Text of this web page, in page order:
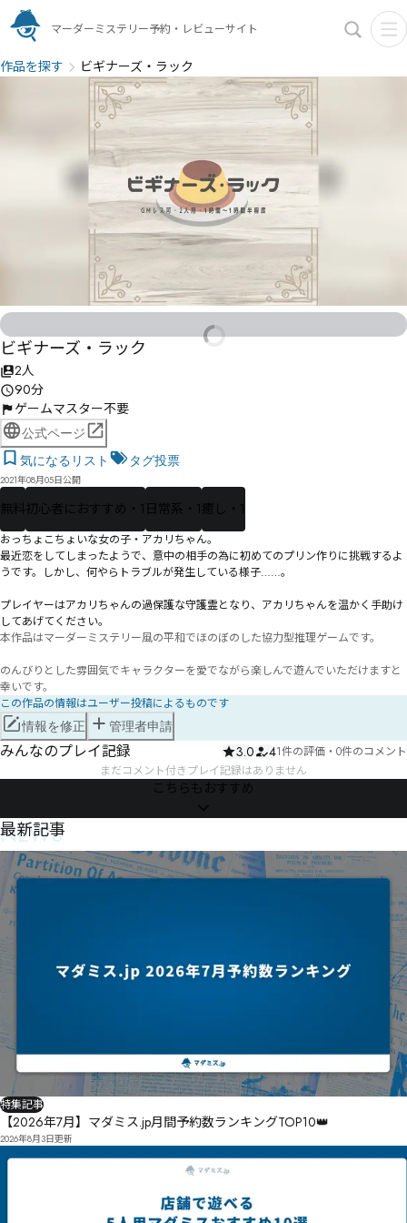
マーダーミステリー予約・レビューサイト
作品を探す ビギナーズ・ラック
ビギナーズ・ラック
2人
90分
ゲームマスター不要
公式ページ
気になるリスト
タグ投票
2021年08月05日公開
無料 初心者におすすめ・1 日常系・1 癒し・1
おっちょこちょいな女の子・アカリちゃん。
最近恋をしてしまったようで、意中の相手の為に初めてのプリン作りに挑戦するよ
うです。しかし、何やらトラブルが発生している様子……。
プレイヤーはアカリちゃんの過保護な守護霊となり、アカリちゃんを温かく手助け
してあげてください。
本作品はマーダーミステリー風の平和でほのぼのした協力型推理ゲームです。
のんびりとした雰囲気でキャラクターを愛でながら楽しんで遊んでいただけますと
幸いです。
この作品の情報はユーザー投稿によるものです
情報を修正 管理者申請
みんなのプレイ記録 3.0 41件の評価 ・ 0件のコメント
まだコメント付きプレイ記録はありません
こちらもおすすめ
NEWS
最新記事
特集記事
【2026年7月】マダミス.jp月間予約数ランキングTOP10👑
2026年8月3日更新